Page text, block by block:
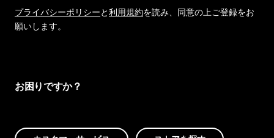
プライバシーポリシーと利用規約を読み、同意の上ご登録をお
願いします。
お困りですか？